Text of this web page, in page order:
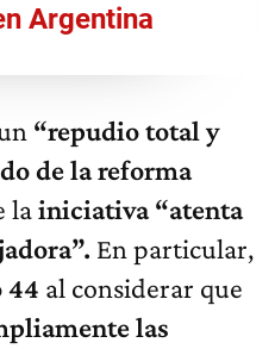
Argentina
“repudio total y
de la reforma
lainiciativa “atenta
En particular,
44 al considerar que
las